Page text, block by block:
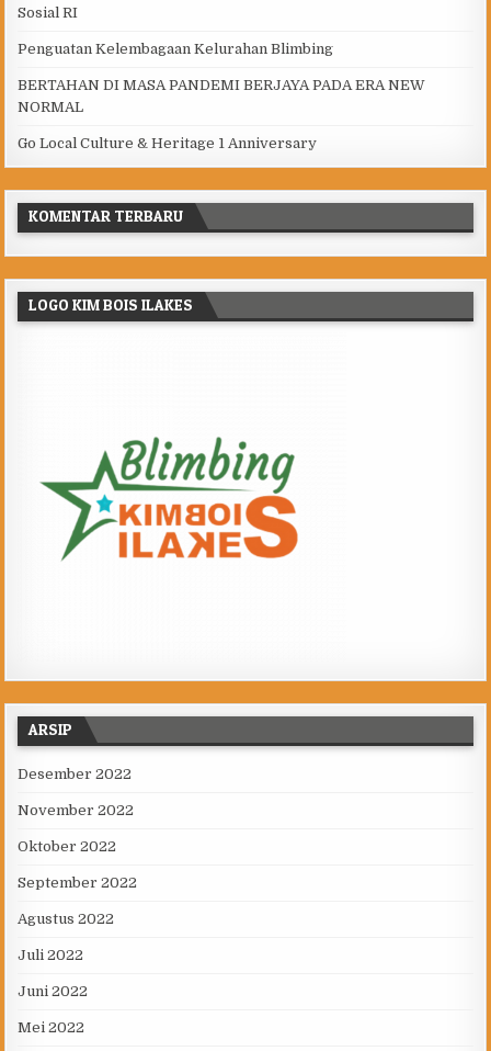
Sosial RI
Penguatan Kelembagaan Kelurahan Blimbing
BERTAHAN DI MASA PANDEMI BERJAYA PADA ERA NEW
NORMAL
Go Local Culture & Heritage 1 Anniversary
KOMENTAR TERBARU
LOGO KIM BOIS ILAKES
ARSIP
Desember 2022
November 2022
Oktober 2022
September 2022
Agustus 2022
Juli 2022
Juni 2022
Mei 2022